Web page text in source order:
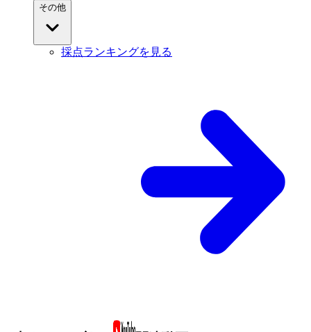
その他
採点ランキングを見る